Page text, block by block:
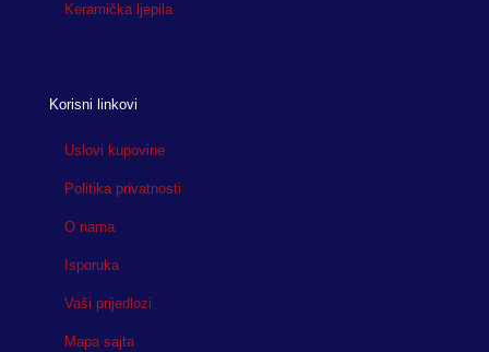
Keramička ljepila
Korisni linkovi
Uslovi kupovine
Politika privatnosti
O nama
Isporuka
Vaši prijedlozi
Mapa sajta